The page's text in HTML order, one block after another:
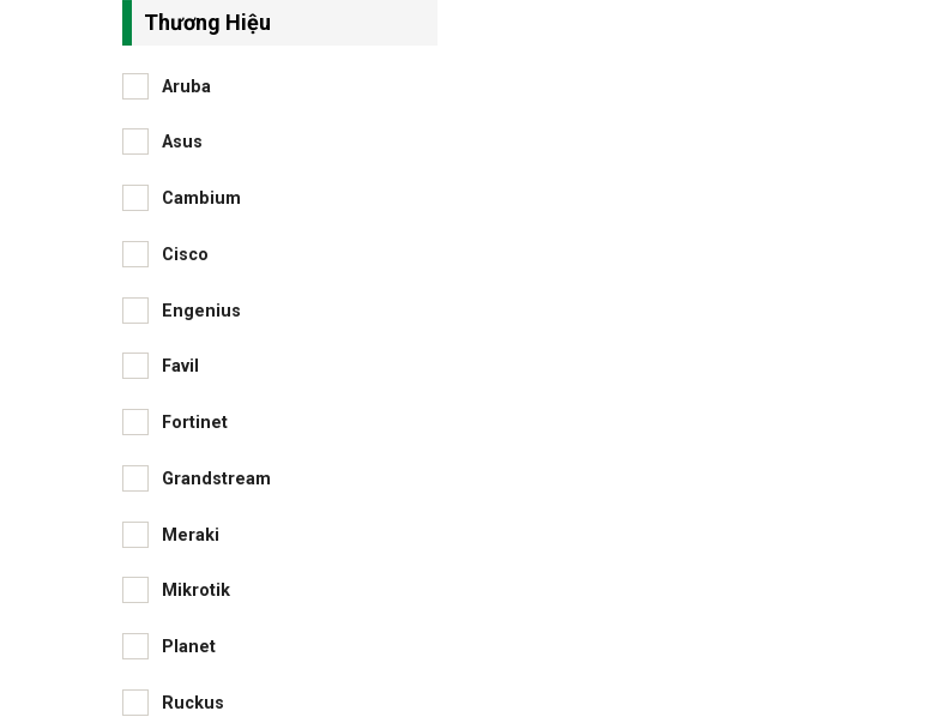
Thương Hiệu
Aruba
Asus
Cambium
Cisco
Engenius
Favil
Fortinet
Grandstream
Meraki
Mikrotik
Planet
Ruckus